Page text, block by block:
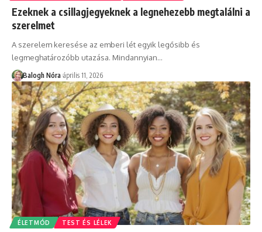
Ezeknek a csillagjegyeknek a legnehezebb megtalálni a
szerelmet
A szerelem keresése az emberi lét egyik legősibb és
legmeghatározóbb utazása. Mindannyian…
Balogh Nóra április 11, 2026
ÉLETMÓD TEST ÉS LÉLEK